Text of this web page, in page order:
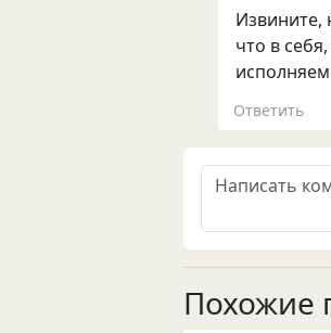
Извините,
что в
Ответить
Похожие